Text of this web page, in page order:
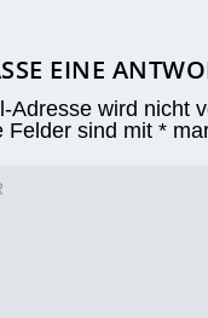
EINE
Adresse wird nicht
Felder sind mit*